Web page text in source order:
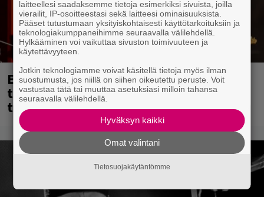
Eppu Normaalin viimeinen keikka
tänään – katso kuvagalleria torstailta
täältä
laitteellesi saadaksemme tietoja esimerkiksi sivuista, joilla
vierailit, IP-osoitteestasi sekä laitteesi ominaisuuksista.
Pääset tutustumaan yksityiskohtaisesti käyttötarkoituksiin ja
teknologiakumppaneihimme seuraavalla välilehdellä.
Hylkääminen voi vaikuttaa sivuston toimivuuteen ja
käytettävyyteen.
Jotkin teknologiamme voivat käsitellä tietoja myös ilman
suostumusta, jos niillä on siihen oikeutettu peruste. Voit
vastustaa tätä tai muuttaa asetuksiasi milloin tahansa
seuraavalla välilehdellä.
Hyväksyn kaikki
Omat valintani
Tietosuojakäytäntömme